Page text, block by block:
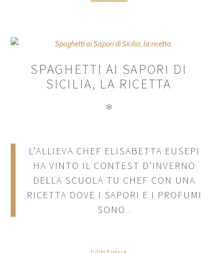
SPAGHETTI AI SAPORI DI
SICILIA, LA RICETTA
✻
L’ALLIEVA CHEF ELISABETTA EUSEPI
HA VINTO IL CONTEST D’INVERNO
DELLA SCUOLA TU CHEF CON UNA
RICETTA DOVE I SAPORI E I PROFUMI
SONO..